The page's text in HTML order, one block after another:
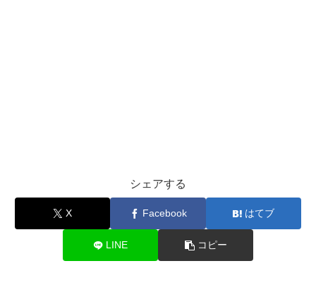
シェアする
X Facebook はてブ
LINE コピー